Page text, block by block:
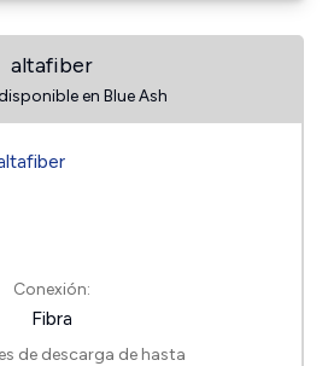
altafiber
en Blue Ash
Conexión:
Fibra
de descarga de hasta